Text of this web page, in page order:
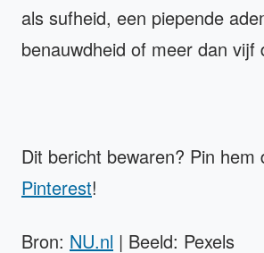
als sufheid, een piepende
benauwdheid of meer dan vijf
Dit bericht bewaren? Pin hem
Pinterest!
Bron: NU.nl | Beeld: Pexels